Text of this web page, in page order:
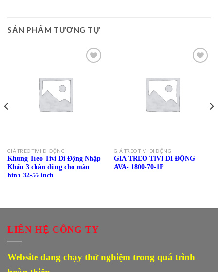
SẢN PHẨM TƯƠNG TỰ
GIÁ TREO TIVI DI ĐỘNG
Khung Treo Tivi Di Động Nhập
Khẩu 3 chân dùng cho màn
hình 32-55 inch
GIÁ TREO TIVI DI ĐỘNG
GIÁ TREO TIVI DI ĐỘNG
AVA- 1800-70-1P
LIÊN HỆ CÔNG TY
Website đang chạy thử nghiệm trong quá trình